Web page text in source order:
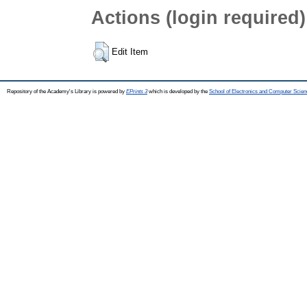
Actions (login required)
Edit Item
Repository of the Academy's Library is powered by EPrints 3which is developed by the School of Electronics and Computer